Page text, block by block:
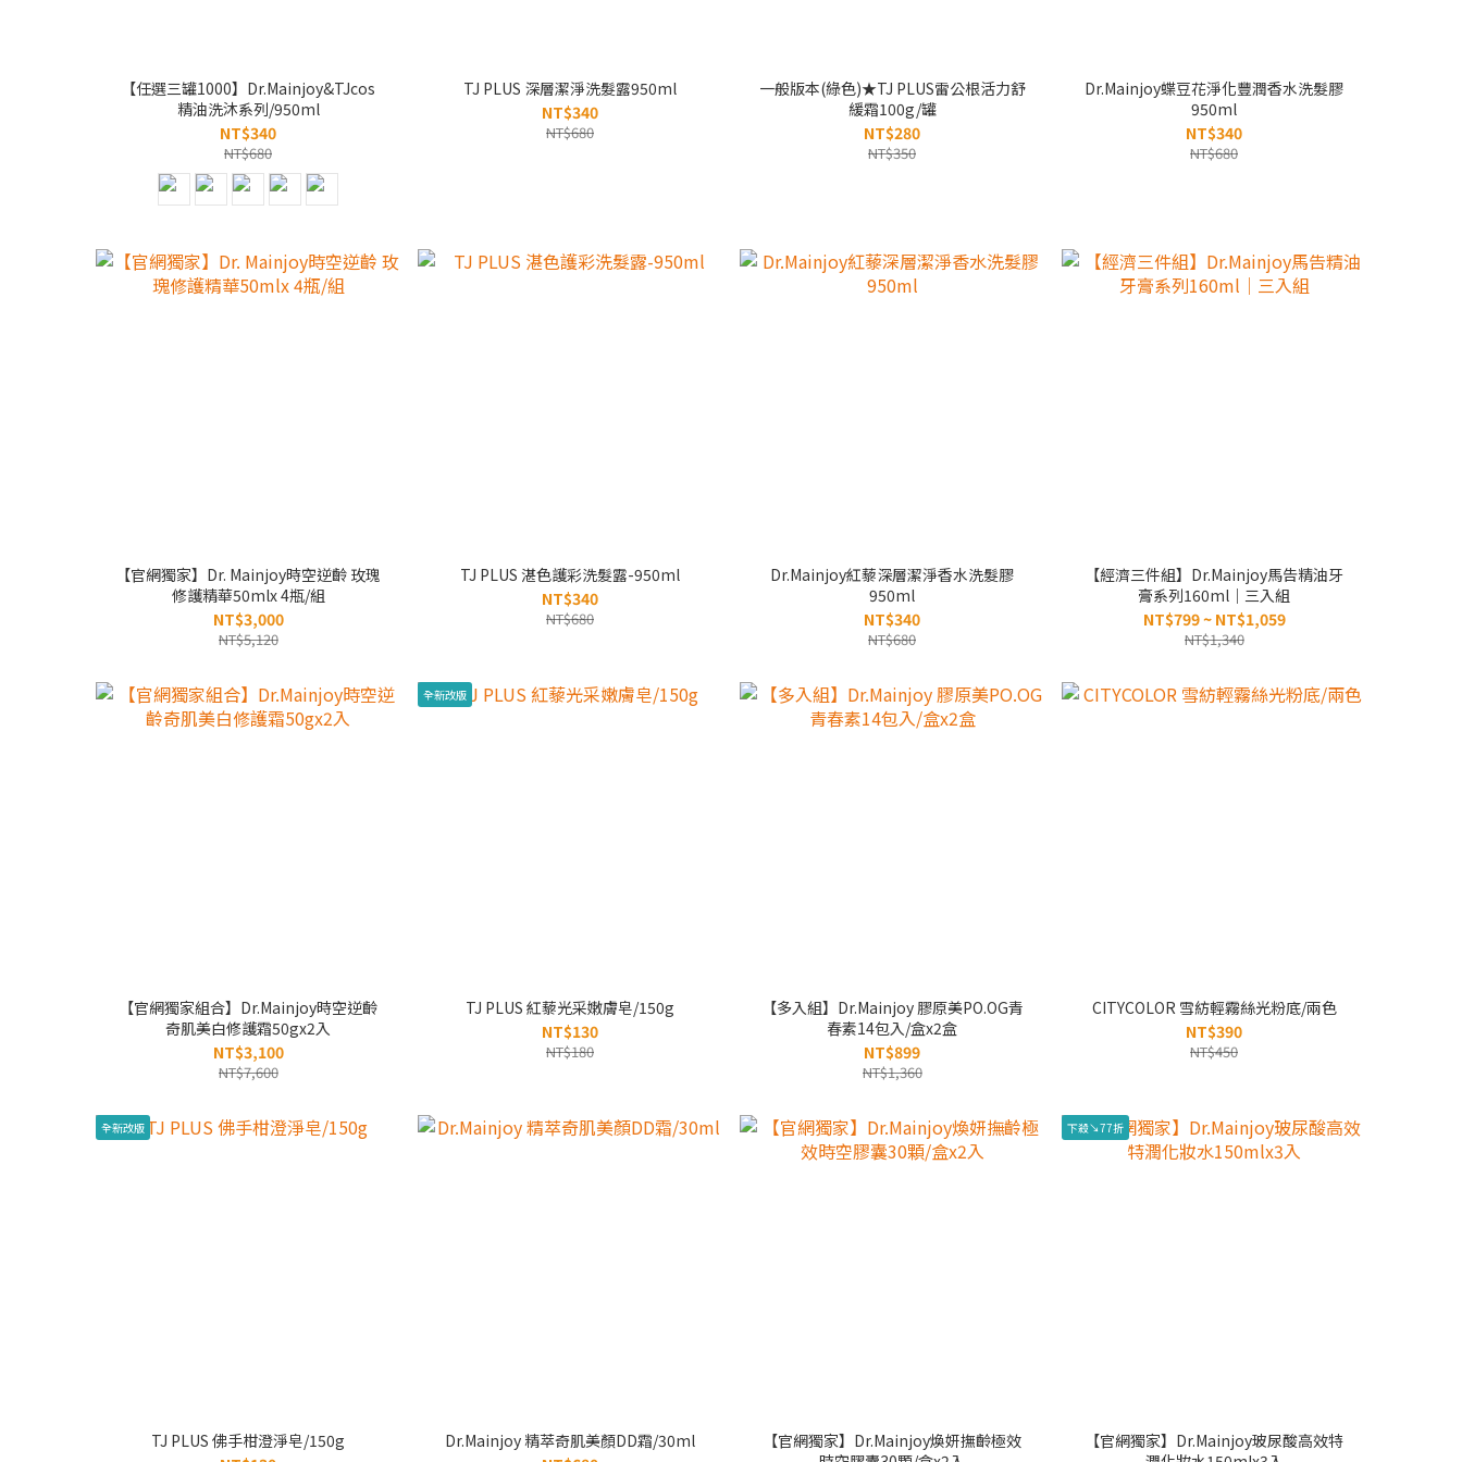
【任選三罐1000】Dr.Mainjoy&TJcos
精油洗沐系列/950ml
NT$340
NT$680
TJ PLUS 深層潔淨洗髮露950ml
NT$340
NT$680
一般版本(綠色)★TJ PLUS雷公根活力舒
緩霜100g/罐
NT$280
NT$350
Dr.Mainjoy蝶豆花淨化豐潤香水洗髮膠
950ml
NT$340
NT$680
【官網獨家】Dr. Mainjoy時空逆齡 玫瑰
修護精華50mlx 4瓶/組
NT$3,000
NT$5,120
TJ PLUS 湛色護彩洗髮露-950ml
NT$340
NT$680
Dr.Mainjoy紅藜深層潔淨香水洗髮膠
950ml
NT$340
NT$680
【經濟三件組】Dr.Mainjoy馬告精油牙
膏系列160ml｜三入組
NT$799 ~ NT$1,059
NT$1,340
【官網獨家組合】Dr.Mainjoy時空逆齡
奇肌美白修護霜50gx2入
NT$3,100
NT$7,600
全新改版
TJ PLUS 紅藜光采嫩膚皂/150g
NT$130
NT$180
【多入組】Dr.Mainjoy 膠原美PO.OG青
春素14包入/盒x2盒
NT$899
NT$1,360
CITYCOLOR 雪紡輕霧絲光粉底/兩色
NT$390
NT$450
全新改版
TJ PLUS 佛手柑澄淨皂/150g
Dr.Mainjoy 精萃奇肌美顏DD霜/30ml
【官網獨家】Dr.Mainjoy煥妍撫齡極效
下殺↘77折
【官網獨家】Dr.Mainjoy玻尿酸高效特